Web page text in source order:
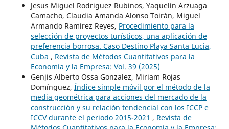
Jesus Miguel Rodriguez Rubinos, Yaquelín Arzuaga
Camacho, Claudia Amanda Alonso Toirán, Miguel
Armando Ramírez Reyes, Procedimiento para la
selección de proyectos turísticos, una aplicación de
preferencia borrosa. Caso Destino Playa Santa Lucia,
Cuba , Revista de Métodos Cuantitativos para la
Economía y la Empresa: Vol. 39 (2025)
Genjis Alberto Ossa Gonzalez, Miriam Rojas
Domínguez, Índice simple móvil por el método de la
media geométrica para acciones del mercado de la
construcción y su relación tendencial con los ICCP e
ICCV durante el periodo 2015-2021 , Revista de